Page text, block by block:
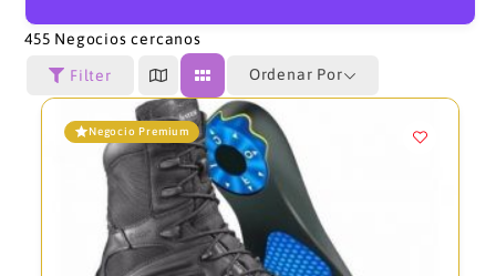
455 Negocios cercanos
Filter Ordenar Por
Negocio Premium